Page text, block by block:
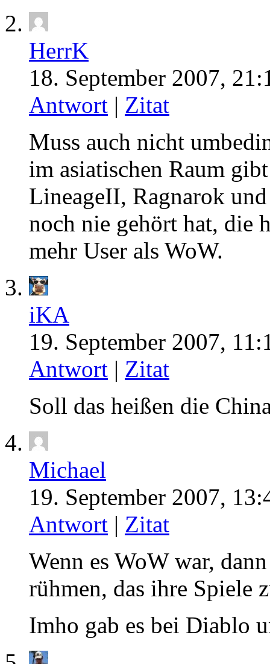
HerrK
18. September 2007,
Antwort | Zitat
Muss auch nicht
im asiatischen Raum
LineageII, Ragnarok
noch nie gehört hat, die
mehr User als WoW.
iKA
19. September 2007,
Antwort | Zitat
Soll das heißen die
Michael
19. September 2007,
Antwort | Zitat
Wenn es WoW war,
rühmen, das ihre Spiele
Imho gab es bei Diablo